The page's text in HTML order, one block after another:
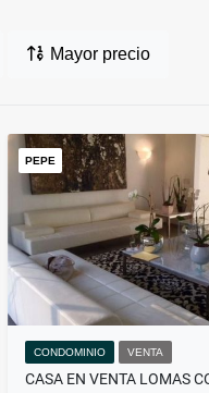
Mayor precio
PEPE
CONDOMINIO VENTA